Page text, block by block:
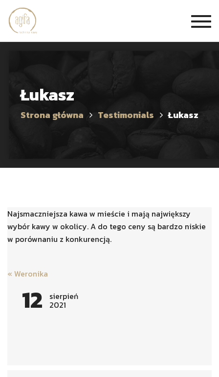
Łukasz
Strona główna Testimonials Łukasz
Najsmaczniejsza kawa w mieście i mają największy
wybór kawy w okolicy. A do tego ceny są bardzo niskie
w porównaniu z konkurencją.
Post
navigation
« Weronika
12 sierpień
2021